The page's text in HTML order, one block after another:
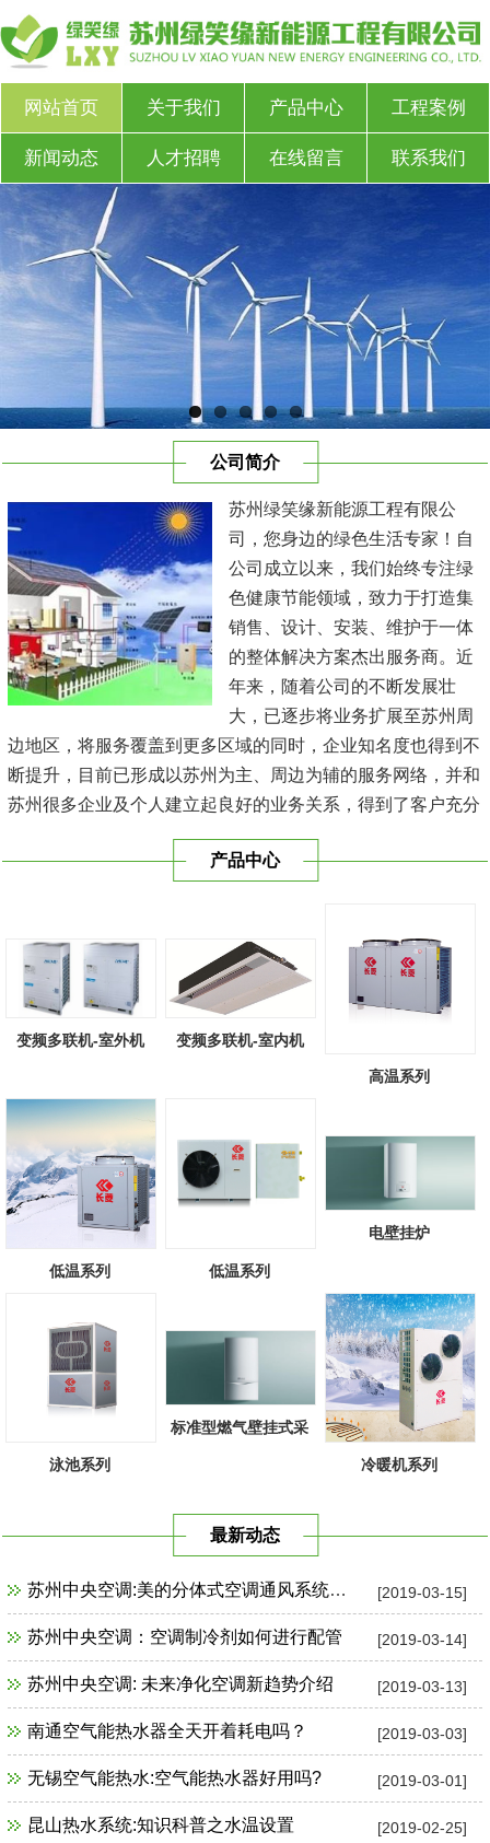
网站首页 关于我们 产品中心 工程案例
新闻动态 人才招聘 在线留言 联系我们
公司简介
苏州绿笑缘新能源工程有限公
司，您身边的绿色生活专家！自
公司成立以来，我们始终专注绿
色健康节能领域，致力于打造集
销售、设计、安装、维护于一体
的整体解决方案杰出服务商。近
年来，随着公司的不断发展壮
大，已逐步将业务扩展至苏州周
边地区，将服务覆盖到更多区域的同时，企业知名度也得到不
断提升，目前已形成以苏州为主、周边为辅的服务网络，并和
苏州很多企业及个人建立起良好的业务关系，得到了客户充分
与时俱进，树立良好的企业形象，以优质的服务、优质的技术
产品中心
变频多联机-室外机 变频多联机-室内机
高温系列
低温系列 低温系列
电壁挂炉
泳池系列
标准型燃气壁挂式采
冷暖机系列
最新动态
[2019-03-15]
苏州中央空调:美的分体式空调通风系统故障检修
[2019-03-14]
苏州中央空调：空调制冷剂如何进行配管
[2019-03-13]
苏州中央空调: 未来净化空调新趋势介绍
[2019-03-03]
南通空气能热水器全天开着耗电吗？
[2019-03-01]
无锡空气能热水:空气能热水器好用吗?
[2019-02-25]
昆山热水系统:知识科普之水温设置